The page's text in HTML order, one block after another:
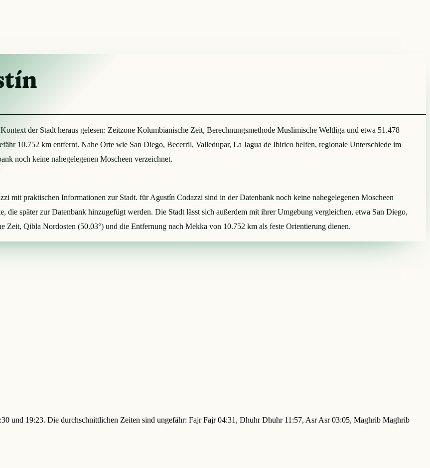
der Stadt heraus gelesen: Zeitzone Kolumbianische Zeit, Berechnungsmethode Muslimische Weltliga und etwa 51.478
10.752 km entfernt. Nahe Orte wie San Diego, Becerril, Valledupar, La Jagua de Ibirico helfen, regionale Unterschiede im
noch keine nahegelegenen Moscheen verzeichnet.
mit praktischen Informationen zur Stadt. für Agustín Codazzi sind in der Datenbank noch keine nahegelegenen Moscheen
die später zur Datenbank hinzugefügt werden. Die Stadt lässt sich außerdem mit ihrer Umgebung vergleichen, etwa San Diego,
Qibla Nordosten (50.03°) und die Entfernung nach Mekka von 10.752 km als feste Orientierung dienen.
und 19:23. Die durchschnittlichen Zeiten sind ungefähr: Fajr Fajr 04:31, Dhuhr Dhuhr 11:57, Asr Asr 03:05, Maghrib Maghrib